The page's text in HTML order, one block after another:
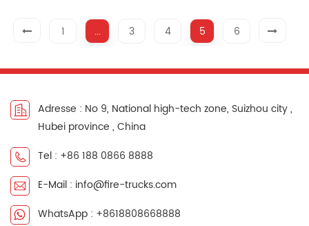
1 ... 3 4 5 6
Adresse : No 9, National high-tech zone, Suizhou city ,
Hubei province , China
Tel : +86 188 0866 8888
E-Mail : info@fire-trucks.com
WhatsApp : +8618808668888